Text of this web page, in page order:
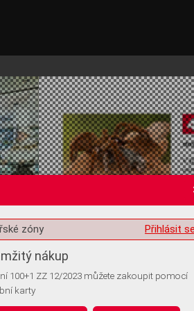
volitelných informací
Přihlásit
zóny
nákup
100+1 ZZ 12/2023 můžete zakoupit pomocí
karty